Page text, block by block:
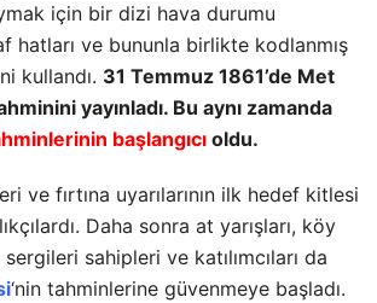
için bir dizi hava durumu
hatları ve bununla birlikte kodlanmış
kullandı. 31 Temmuz 1861’de Met
yayınladı. Bu aynı zamanda
başlangıcı oldu.
ve fırtına uyarılarının ilk hedef kitlesi
Daha sonra at yarışları, köy
sahipleri ve katılımcıları da
‘nin tahminlerine güvenmeye başladı.